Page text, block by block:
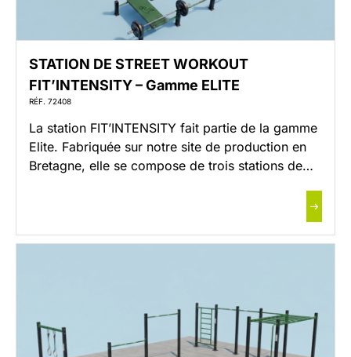
STATION DE STREET WORKOUT
FIT’INTENSITY – Gamme ELITE
RÉF. 72408
La station FIT’INTENSITY fait partie de la gamme
Elite. Fabriquée sur notre site de production en
Bretagne, elle se compose de trois stations de
encourager la pratique collective, elle permet à